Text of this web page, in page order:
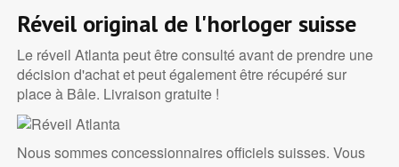
Réveil original de l'horloger suisse
Le réveil Atlanta peut être consulté avant de prendre une
décision d'achat et peut également être récupéré sur
place à Bâle. Livraison gratuite !
Nous sommes concessionnaires officiels suisses. Vous